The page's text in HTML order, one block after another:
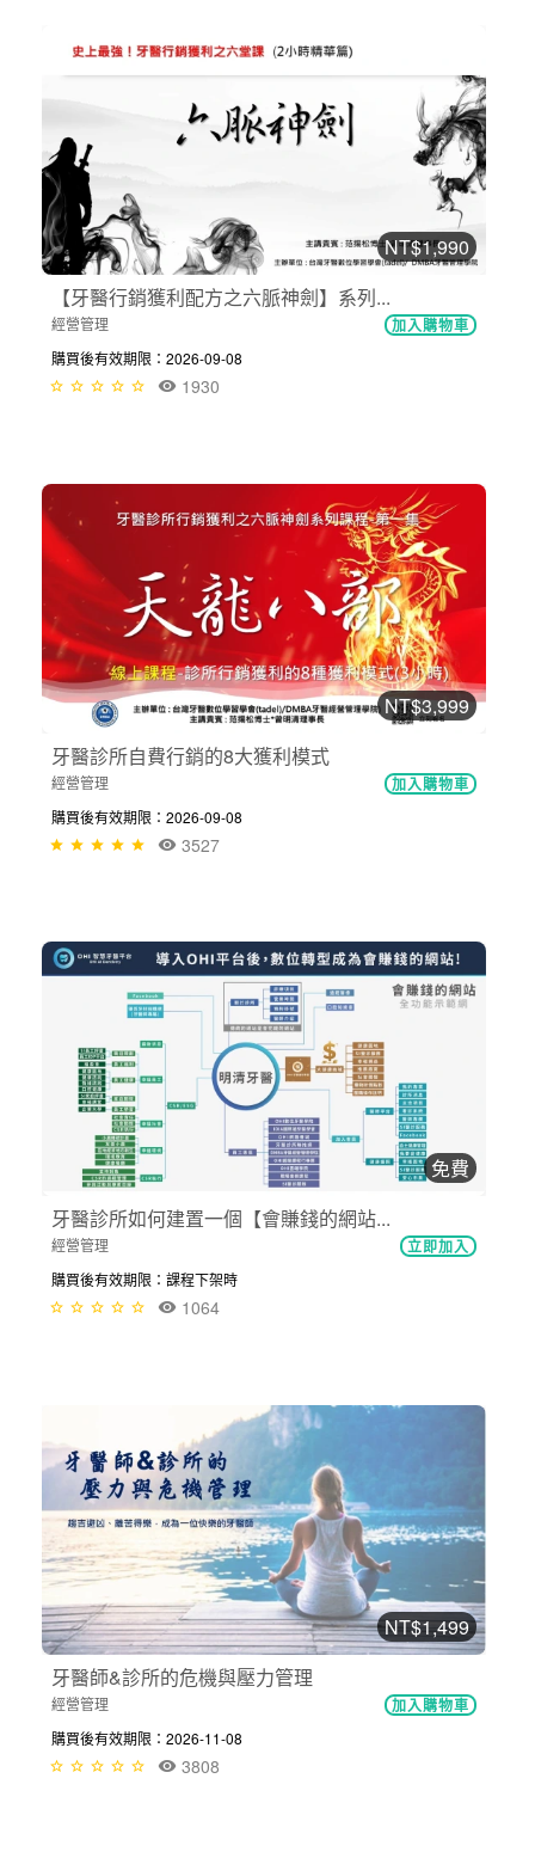
NT$1,990
【牙醫行銷獲利配方之六脈神劍】系列...
經營管理 加入購物車
購買後有效期限：2026-09-08
1930
NT$3,999
牙醫診所自費行銷的8大獲利模式
經營管理 加入購物車
購買後有效期限：2026-09-08
3527
免費
牙醫診所如何建置一個【會賺錢的網站...
經營管理 立即加入
購買後有效期限：課程下架時
1064
NT$1,499
牙醫師&診所的危機與壓力管理
經營管理 加入購物車
購買後有效期限：2026-11-08
3808